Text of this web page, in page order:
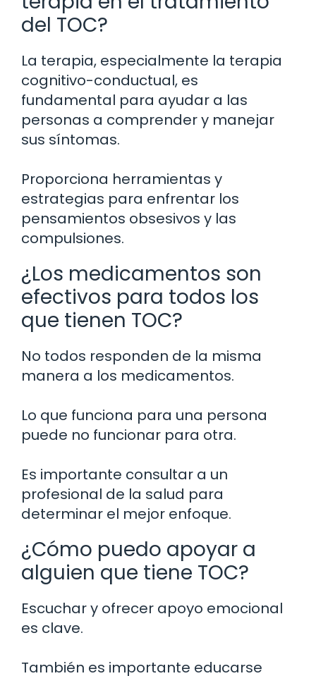
del TOC?
La terapia, especialmente la terapia
cognitivo-conductual, es
fundamental para ayudar a las
personas a comprender y manejar
sus síntomas.
Proporciona herramientas y
estrategias para enfrentar los
pensamientos obsesivos y las
compulsiones.
¿Los medicamentos son
efectivos para todos los
que tienen TOC?
No todos responden de la misma
manera a los medicamentos.
Lo que funciona para una persona
puede no funcionar para otra.
Es importante consultar a un
profesional de la salud para
determinar el mejor enfoque.
¿Cómo puedo apoyar a
alguien que tiene TOC?
Escuchar y ofrecer apoyo emocional
es clave.
También es importante educarse